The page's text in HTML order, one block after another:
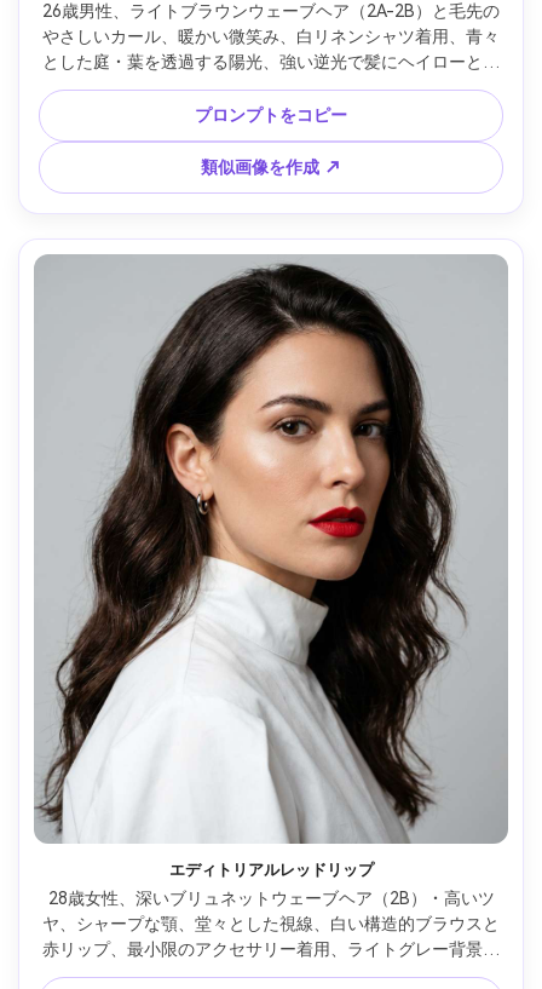
26歳男性、ライトブラウンウェーブヘア（2A-2B）と毛先の
やさしいカール、暖かい微笑み、白リネンシャツ着用、青々
とした庭・葉を透過する陽光、強い逆光で髪にヘイローとや
わらかい前照明、Nikon Z8・85mm f/1.8、滑らかなボケ、胸
元までのフレーミング、目線の高さ、雰囲気：暖かくロマン
チック、フォトリアルな肌、自然な影、鮮明な髪ハイライ
ト、高解像度 --ar 4:5
プロンプトをコピー
類似画像を作成 ↗
エディトリアルレッドリップ
28歳女性、深いブリュネットウェーブヘア（2B）・高いツ
ヤ、シャープな顎、堂々とした視線、白い構造的ブラウスと
赤リップ、最小限のアクセサリー着用、ライトグレー背景ス
タジオ、ビューティーディッシュキーライトとやさしいリム